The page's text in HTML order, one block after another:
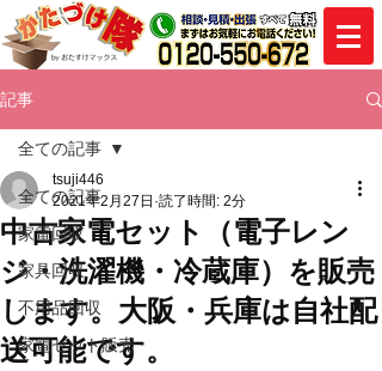
記事
全ての記事
家電回収
家具回収
不用品回収
家電セット販売
全ての記事
中古家電セット（電子レン
ジ・洗濯機・冷蔵庫）を販売
します。大阪・兵庫は自社配
送可能です。
tsuji446
2021年2月27日 読了時間: 2分